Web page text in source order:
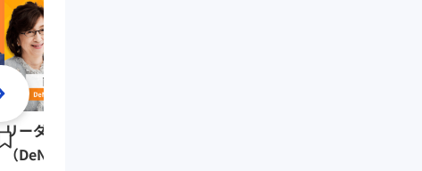
リーダーの挑戦⑨ 南場智子氏
（DeNA会長）